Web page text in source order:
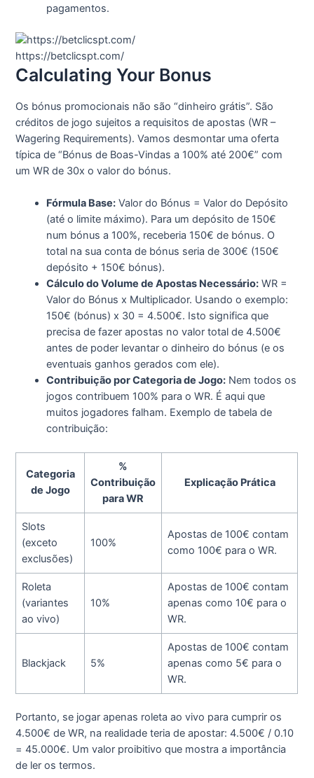
pagamentos.
https://betclicspt.com/
Calculating Your Bonus
Os bónus promocionais não são “dinheiro grátis”. São
créditos de jogo sujeitos a requisitos de apostas (WR –
Wagering Requirements). Vamos desmontar uma oferta
típica de “Bónus de Boas-Vindas a 100% até 200€” com
um WR de 30x o valor do bónus.
Fórmula Base: Valor do Bónus = Valor do Depósito
(até o limite máximo). Para um depósito de 150€
num bónus a 100%, receberia 150€ de bónus. O
total na sua conta de bónus seria de 300€ (150€
depósito + 150€ bónus).
Cálculo do Volume de Apostas Necessário: WR =
Valor do Bónus x Multiplicador. Usando o exemplo:
150€ (bónus) x 30 = 4.500€. Isto significa que
precisa de fazer apostas no valor total de 4.500€
antes de poder levantar o dinheiro do bónus (e os
eventuais ganhos gerados com ele).
Contribuição por Categoria de Jogo: Nem todos os
jogos contribuem 100% para o WR. É aqui que
muitos jogadores falham. Exemplo de tabela de
contribuição:
Categoria
de Jogo
%
Contribuição
para WR
Explicação Prática
Slots
(exceto
exclusões)
100%
Apostas de 100€ contam
como 100€ para o WR.
Roleta
(variantes
ao vivo)
10%
Apostas de 100€ contam
apenas como 10€ para o
WR.
Blackjack 5%
Apostas de 100€ contam
apenas como 5€ para o
WR.
Portanto, se jogar apenas roleta ao vivo para cumprir os
4.500€ de WR, na realidade teria de apostar: 4.500€ / 0.10
= 45.000€. Um valor proibitivo que mostra a importância
de ler os termos.